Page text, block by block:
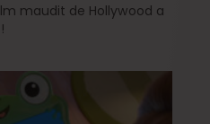
maudit de Hollywood a